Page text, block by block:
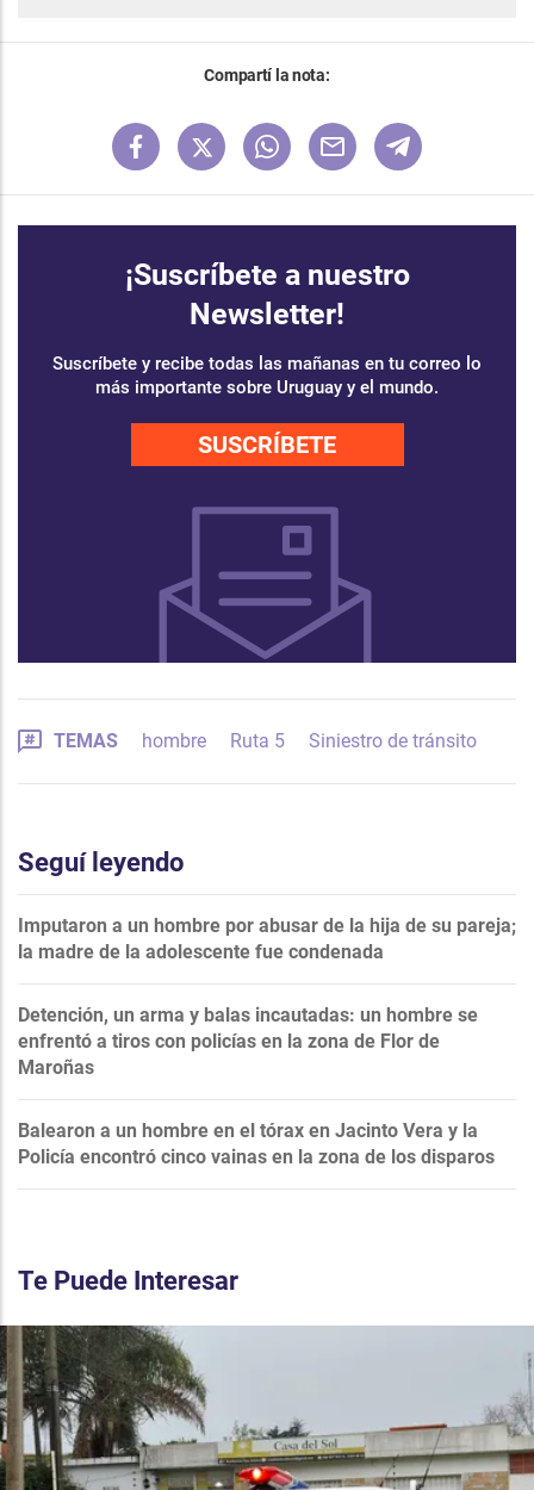
Compartí la nota:
¡Suscríbete a nuestro
Newsletter!
Suscríbete y recibe todas las mañanas en tu correo lo
más importante sobre Uruguay y el mundo.
SUSCRÍBETE
TEMAS hombre Ruta 5 Siniestro de tránsito
Seguí leyendo
Imputaron a un hombre por abusar de la hija de su pareja;
la madre de la adolescente fue condenada
Detención, un arma y balas incautadas: un hombre se
enfrentó a tiros con policías en la zona de Flor de
Maroñas
Balearon a un hombre en el tórax en Jacinto Vera y la
Policía encontró cinco vainas en la zona de los disparos
Te Puede Interesar